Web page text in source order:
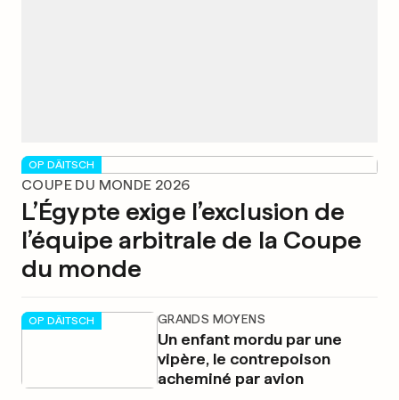
OP DÄITSCH
COUPE DU MONDE 2026
L’Égypte exige l’exclusion de
l’équipe arbitrale de la Coupe
du monde
OP DÄITSCH GRANDS MOYENS
Un enfant mordu par une
vipère, le contrepoison
acheminé par avion